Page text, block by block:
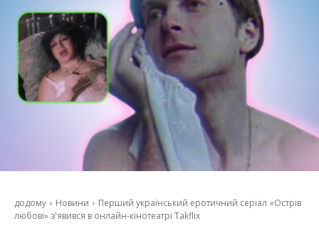
додому Новини
Перший український еротичний серіал «Острів
любові» з'явився в онлайн-кінотеатрі Takflix